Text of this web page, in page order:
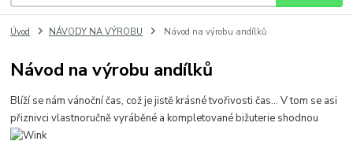
Úvod NÁVODY NA VÝROBU Návod na výrobu andílků
Návod na výrobu andílků
Blíží se nám vánoční čas, což je jistě krásné tvořivosti čas... V tom se asi
přiznivci vlastnoručně vyráběné a kompletované bižuterie shodnou